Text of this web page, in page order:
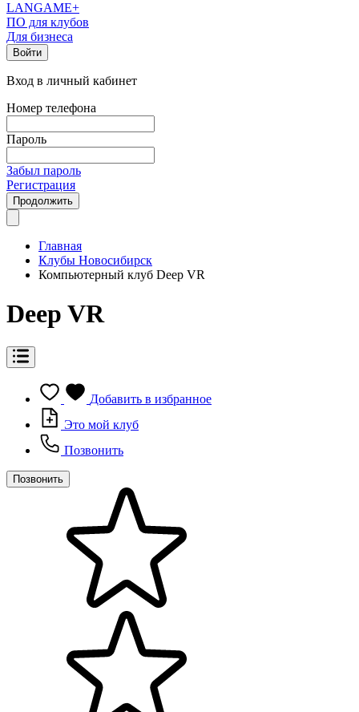
LANGAME+
ПО для клубов
Для бизнеса
Войти
Вход в личный кабинет
Номер телефона
Пароль
Забыл пароль
Регистрация
Продолжить
Главная
Клубы Новосибирск
Компьютерный клуб Deep VR
Deep VR
Добавить в избранное
Это мой клуб
Позвонить
Позвонить